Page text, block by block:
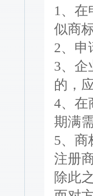
1、在
似商标
2、申
3、企
的，
4、在
期满
5、商
注册
除此